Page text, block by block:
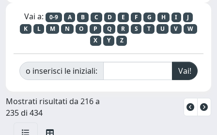
Vai a: 0-9 A B C D E F G H I
J
K
L M N O P Q R S T U V
W
X
Y Z
o inserisci le iniziali:
Mostrati risultati da 216 a
235 di 434